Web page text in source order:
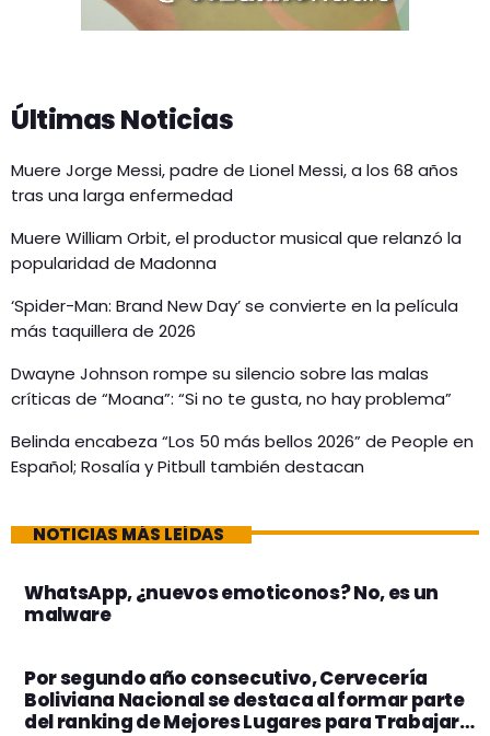
Últimas Noticias
Muere Jorge Messi, padre de Lionel Messi, a los 68 años
tras una larga enfermedad
Muere William Orbit, el productor musical que relanzó la
popularidad de Madonna
‘Spider-Man: Brand New Day’ se convierte en la película
más taquillera de 2026
Dwayne Johnson rompe su silencio sobre las malas
críticas de “Moana”: “Si no te gusta, no hay problema”
Belinda encabeza “Los 50 más bellos 2026” de People en
Español; Rosalía y Pitbull también destacan
NOTICIAS MÁS LEÍDAS
WhatsApp, ¿nuevos emoticonos? No, es un
malware
Por segundo año consecutivo, Cervecería
Boliviana Nacional se destaca al formar parte
del ranking de Mejores Lugares para Trabajar